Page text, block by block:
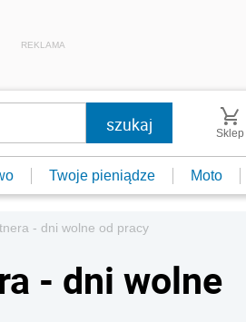
REKLAMA
Sklep
Twoje pieniądze Moto
- dni wolne od pracy
- dni wolne